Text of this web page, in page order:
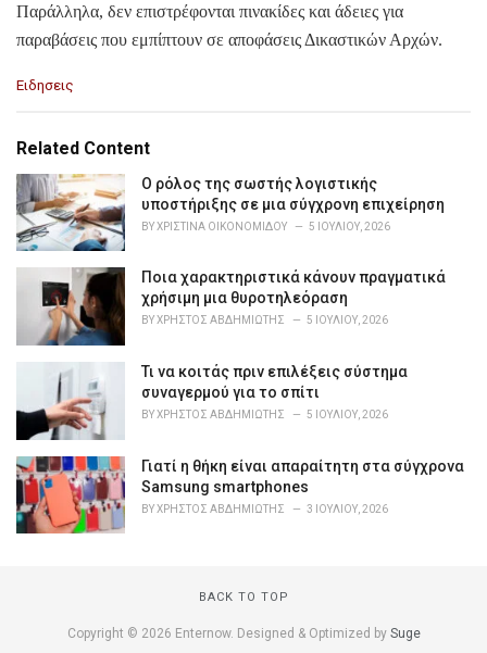
Παράλληλα, δεν επιστρέφονται πινακίδες και άδειες για
παραβάσεις που εμπίπτουν σε αποφάσεις Δικαστικών Αρχών.
C
e
o
r
i
e
Ειδησεις
Related Content
Ο ρόλος της σωστής λογιστικής
υποστήριξης σε μια σύγχρονη επιχείρηση
BYΧΡΙΣΤΊΝΑ ΟΙΚΟΝΟΜΊΔΟΥ 5 ΙΟΥΛΊΟΥ, 2026
Ποια χαρακτηριστικά κάνουν πραγματικά
χρήσιμη μια θυροτηλεόραση
BYΧΡΉΣΤΟΣ ΑΒΔΗΜΙΏΤΗΣ 5 ΙΟΥΛΊΟΥ, 2026
Τι να κοιτάς πριν επιλέξεις σύστημα
συναγερμού για το σπίτι
BYΧΡΉΣΤΟΣ ΑΒΔΗΜΙΏΤΗΣ 5 ΙΟΥΛΊΟΥ, 2026
Γιατί η θήκη είναι απαραίτητη στα σύγχρονα
Samsung smartphones
BYΧΡΉΣΤΟΣ ΑΒΔΗΜΙΏΤΗΣ 3 ΙΟΥΛΊΟΥ, 2026
BACK TO TOP
Copyright © 2026 Enternow. Designed & Optimized by Suge